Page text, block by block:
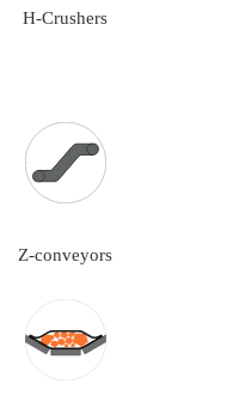
H-Crushers
Z-conveyors